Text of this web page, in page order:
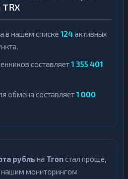
в нашем списке 124активных
составляет1 355 401
обмена составляет1 000
рубль на Tronстал проще,
нашим мониторингом